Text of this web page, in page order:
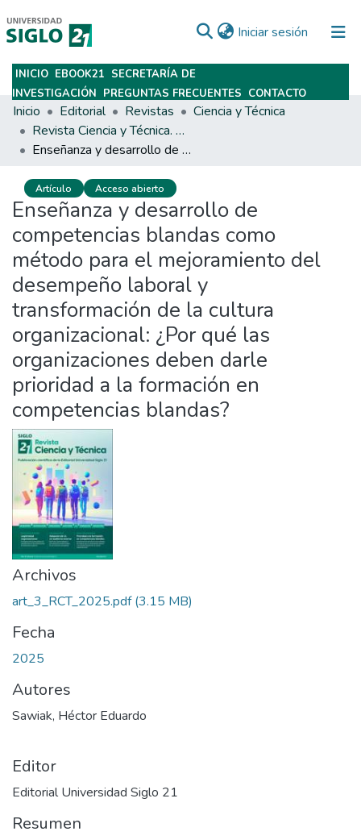
Iniciar sesión (current)
Subir
INICIO EBOOK21 SECRETARÍA DE
INVESTIGACIÓN PREGUNTAS FRECUENTES CONTACTO
Inicio Editorial Revistas
Ciencia y Técnica
Revista Ciencia y Técnica. Año 18. Número 1
Enseñanza y desarrollo de competencias blandas como método para el mejoramiento del desempeño laboral y transformación de la cultura organizacional: ¿Por qué las organizaciones deben darle prioridad a la formación en competencias blandas?
Artículo Acceso abierto
Enseñanza y desarrollo de
competencias blandas como
método para el mejoramiento del
desempeño laboral y
transformación de la cultura
organizacional: ¿Por qué las
organizaciones deben darle
prioridad a la formación en
competencias blandas?
Archivos
art_3_RCT_2025.pdf(3.15 MB)
Fecha
2025
Autores
Sawiak, Héctor Eduardo
Editor
Editorial Universidad Siglo 21
Resumen